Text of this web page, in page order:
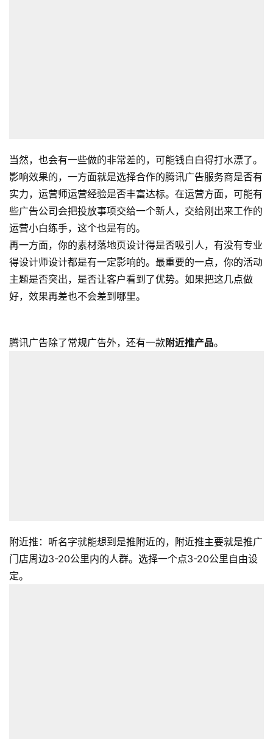
跨
境
百
科
社
媒
营
销
境
当然，也会有一些做的非常差的，可能钱白白得打水漂了。
影响效果的，一方面就是选择合作的腾讯广告服务商是否有
实力，运营师运营经验是否丰富达标。在运营方面，可能有
些广告公司会把投放事项交给一个新人，交给刚出来工作的
运营小白练手，这个也是有的。
再一方面，你的素材落地页设计得是否吸引人，有没有专业
得设计师设计都是有一定影响的。最重要的一点，你的活动
主题是否突出，是否让客户看到了优势。如果把这几点做
好，效果再差也不会差到哪里。
腾讯广告除了常规广告外，还有一款附近推产品。
附近推：听名字就能想到是推附近的，附近推主要就是推广
门店周边3-20公里内的人群。选择一个点3-20公里自由设
定。